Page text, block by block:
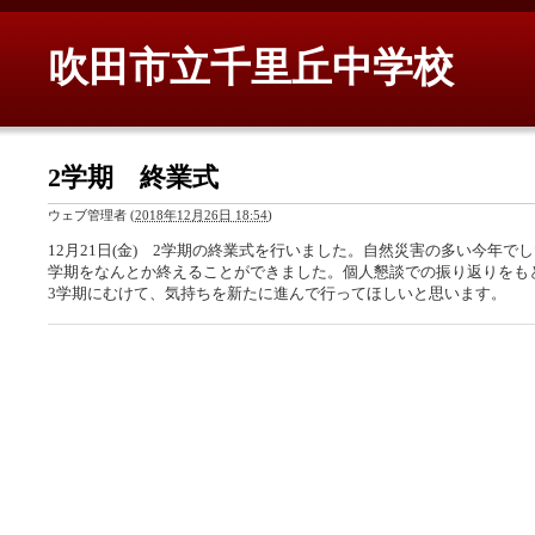
吹田市立千里丘中学校
2学期 終業式
ウェブ管理者 (2018年12月26日 18:54)
12月21日(金) 2学期の終業式を行いました。自然災害の多い今年で
学期をなんとか終えることができました。個人懇談での振り返りをも
3学期にむけて、気持ちを新たに進んで行ってほしいと思います。